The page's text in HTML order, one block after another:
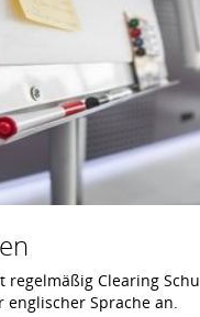
regelmäßig Clearing
Sprache an.